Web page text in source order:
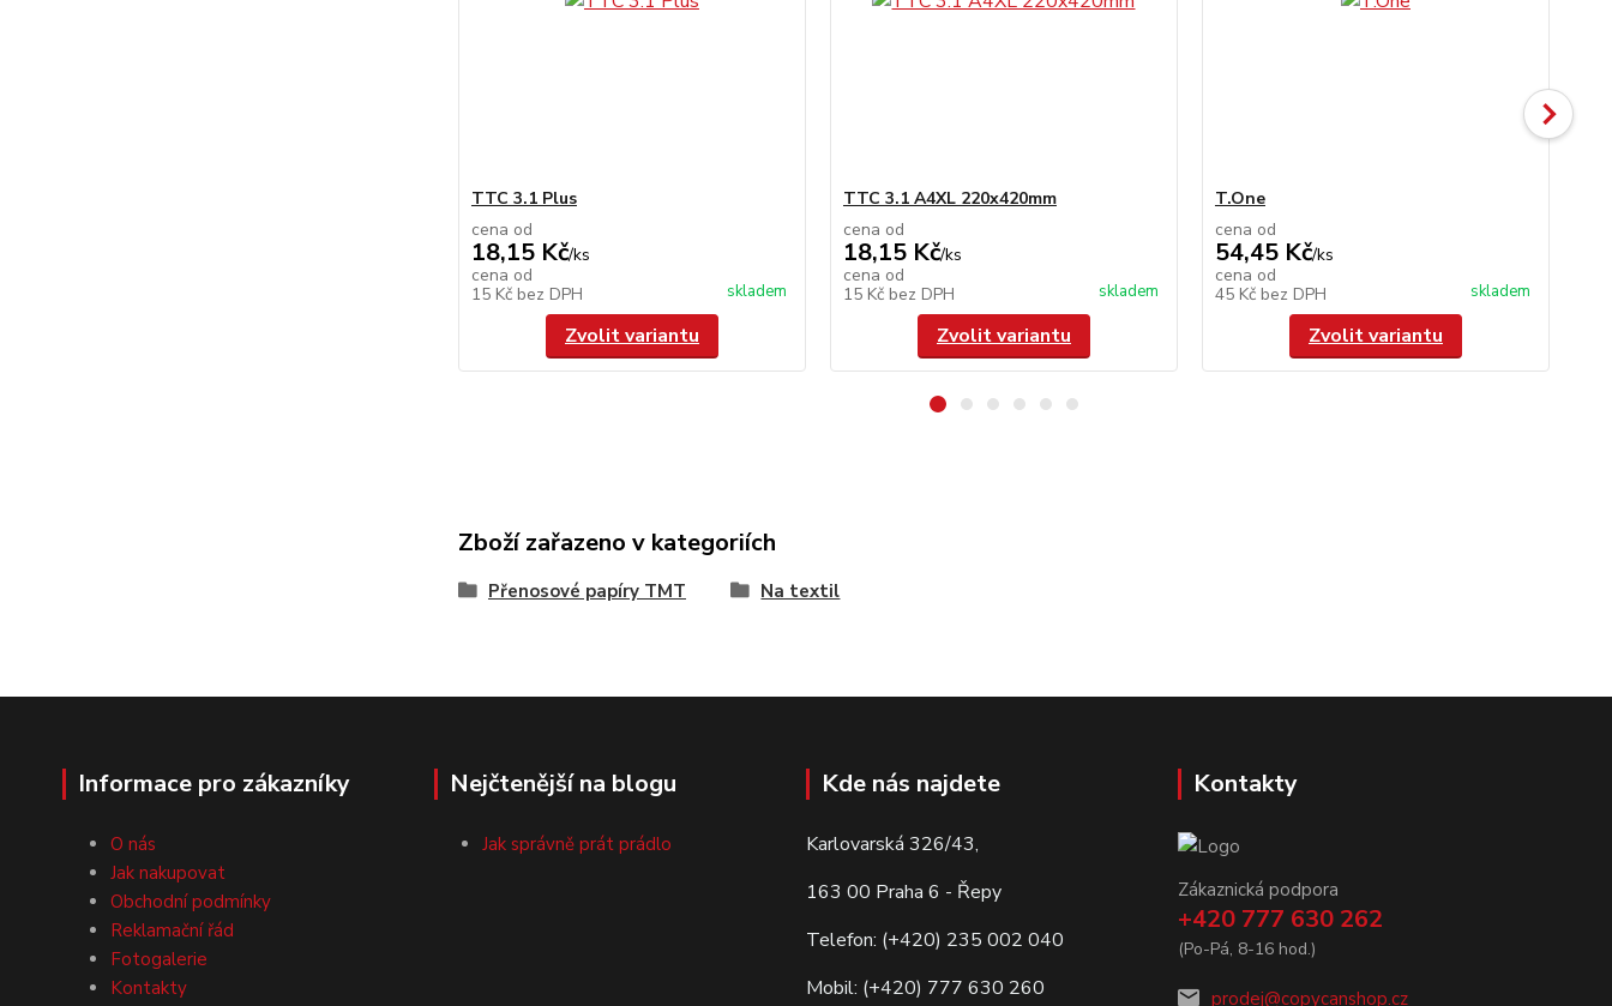
TTC 3.1 Plus
cena od
18,15 Kč/ks
cena od
15 Kč bez DPH skladem
Zvolit variantu
TTC 3.1 A4XL 220x420mm
cena od
18,15 Kč/ks
cena od
15 Kč bez DPH skladem
Zvolit variantu
T.One
cena od
54,45 Kč/ks
cena od
45 Kč bez DPH skladem
Zvolit variantu
Zboží zařazeno v kategoriích
Přenosové papíry TMT Na textil
Informace pro zákazníky
O nás
Jak nakupovat
Obchodní podmínky
Reklamační řád
Fotogalerie
Kontakty
Nejčtenější na blogu
Jak správně prát prádlo
Kde nás najdete
Karlovarská 326/43,
163 00 Praha 6 - Řepy
Telefon: (+420) 235 002 040
Mobil: (+420) 777 630 260
Kontakty
Zákaznická podpora
+420 777 630 262
(Po-Pá, 8-16 hod.)
prodej@copycanshop.cz